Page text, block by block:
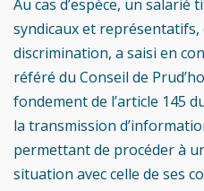
Au cas d’espèce, un salarié
syndicaux et représentatifs,
discrimination, a saisi en
référé du Conseil de
fondement de l’article 145
la transmission
permettant de procéder à
situation avec celle de ses